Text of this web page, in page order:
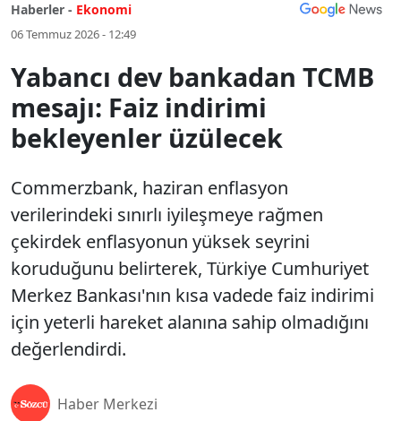
Haberler - Ekonomi
06 Temmuz 2026 - 12:49
Yabancı dev bankadan TCMB
mesajı: Faiz indirimi
bekleyenler üzülecek
Commerzbank, haziran enflasyon
verilerindeki sınırlı iyileşmeye rağmen
çekirdek enflasyonun yüksek seyrini
koruduğunu belirterek, Türkiye Cumhuriyet
Merkez Bankası'nın kısa vadede faiz indirimi
için yeterli hareket alanına sahip olmadığını
değerlendirdi.
Haber Merkezi